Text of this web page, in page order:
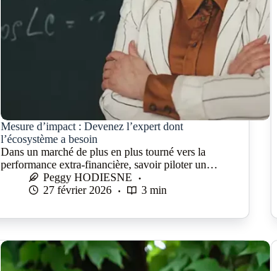
Mesure d’impact : Devenez l’expert dont
l’écosystème a besoin
Dans un marché de plus en plus tourné vers la
performance extra-financière, savoir piloter un…
Peggy HODIESNE
27 février 2026
3 min